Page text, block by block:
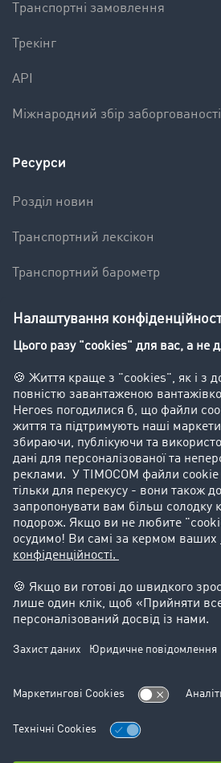
Tранспортні замовлення
Трекінг
API
Міжнародний збір заборгованості
Ресурси
Pозділ новин
Транспортний лексікон
Транспортний барометр
Компанія
Kлієнт вербує клієнта
Історії успіху
Goodies
Підтримка
Підтримка
Юридичний
Реквізити компанії
Загальні Умови Користування